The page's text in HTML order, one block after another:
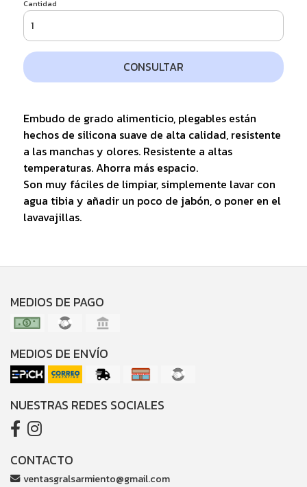
Cantidad
CONSULTAR
Embudo de grado alimenticio, plegables están
hechos de silicona suave de alta calidad, resistente
a las manchas y olores. Resistente a altas
temperaturas. Ahorra más espacio.
Son muy fáciles de limpiar, simplemente lavar con
agua tibia y añadir un poco de jabón, o poner en el
lavavajillas.
MEDIOS DE PAGO
MEDIOS DE ENVÍO
NUESTRAS REDES SOCIALES
CONTACTO
ventasgralsarmiento@gmail.com